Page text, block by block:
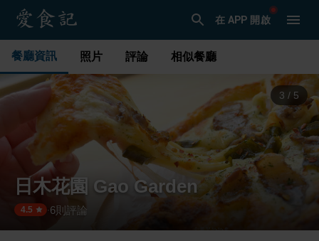
在 APP 開啟
餐廳資訊 照片 評論 相似餐廳
3 / 5
日木花園 Gao Garden
4.5 ·6則評論